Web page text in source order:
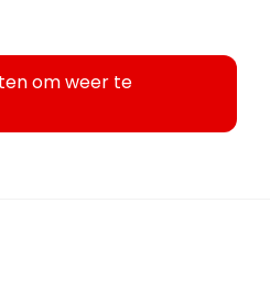
om weer te